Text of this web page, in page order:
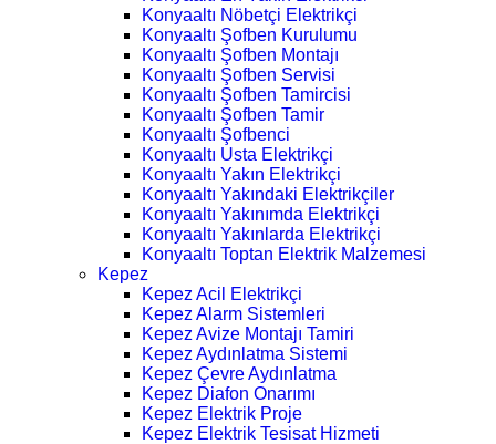
Konyaaltı Nöbetçi Elektrikçi
Konyaaltı Şofben Kurulumu
Konyaaltı Şofben Montajı
Konyaaltı Şofben Servisi
Konyaaltı Şofben Tamircisi
Konyaaltı Şofben Tamir
Konyaaltı Şofbenci
Konyaaltı Usta Elektrikçi
Konyaaltı Yakın Elektrikçi
Konyaaltı Yakındaki Elektrikçiler
Konyaaltı Yakınımda Elektrikçi
Konyaaltı Yakınlarda Elektrikçi
Konyaaltı Toptan Elektrik Malzemesi
Kepez
Kepez Acil Elektrikçi
Kepez Alarm Sistemleri
Kepez Avize Montajı Tamiri
Kepez Aydınlatma Sistemi
Kepez Çevre Aydınlatma
Kepez Diafon Onarımı
Kepez Elektrik Proje
Kepez Elektrik Tesisat Hizmeti